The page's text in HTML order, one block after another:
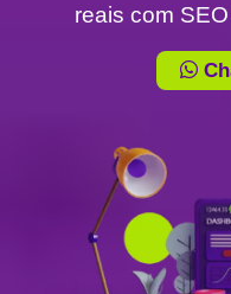
reais com